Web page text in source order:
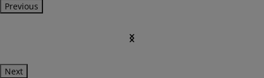
Previous
Next